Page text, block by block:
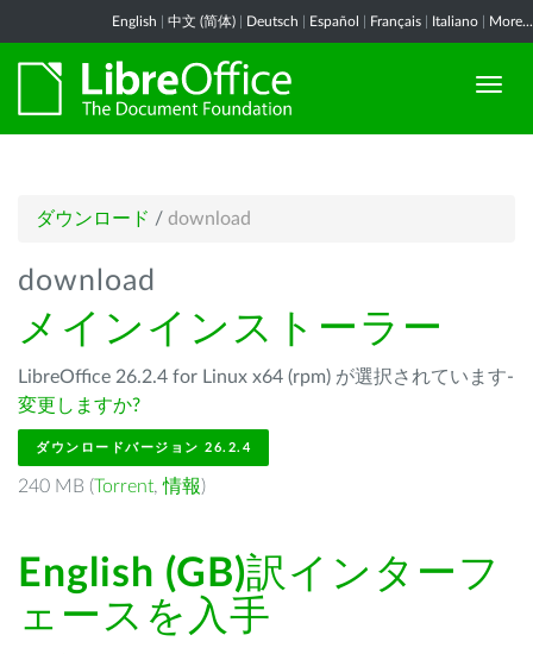
English 中文 (简体) Deutsch Español Français Italiano More...
ダウンロード / download
download
メインインストーラー
LibreOffice 26.2.4 for Linux x64 (rpm) が選択されています-
変更しますか?
ダウンロードバージョン 26.2.4
240 MB (Torrent,情報)
English (GB)訳インターフ
ェースを入手